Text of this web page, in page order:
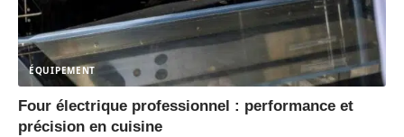
ÉQUIPEMENT
Four électrique professionnel : performance et
précision en cuisine